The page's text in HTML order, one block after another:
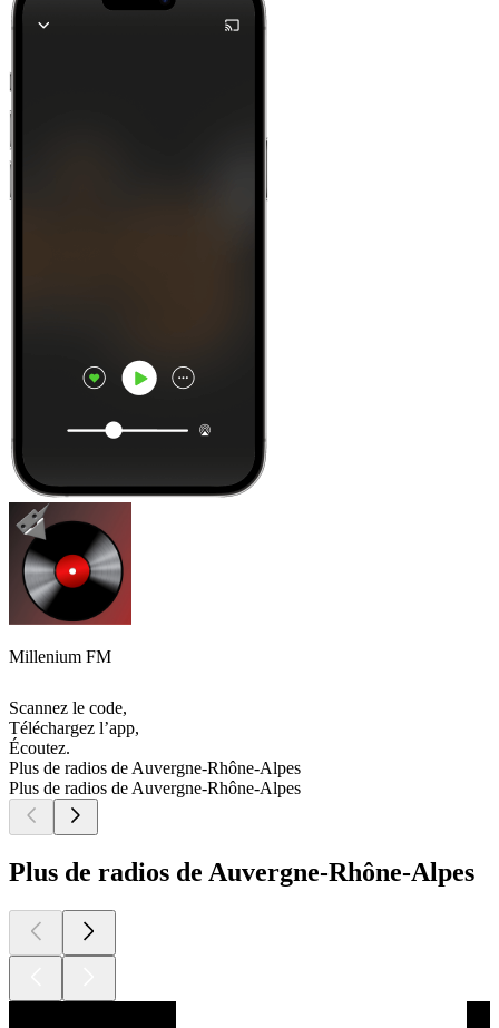
Millenium FM
Scannez le code,
Téléchargez l’app,
Écoutez.
Plus de radios de Auvergne-Rhône-Alpes
Plus de radios de Auvergne-Rhône-Alpes
Plus de radios de Auvergne-Rhône-Alpes